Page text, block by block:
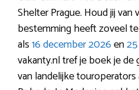
Shelter Prague. Houd jij
bestemming heeft zoveel
als16 december 2026en
vakanty.nl tref je boek je de
van landelijke